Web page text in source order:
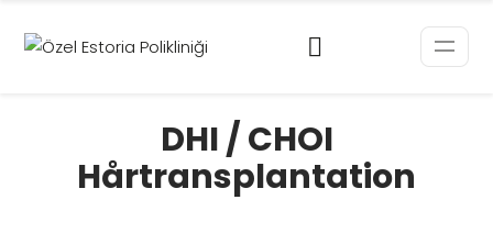
DHI / CHOI
Hårtransplantation